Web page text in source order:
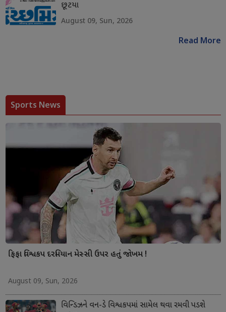
છૂટયા
August 09, Sun, 2026
Read More
Sports News
ફિફા વિશ્વકપ દરમિયાન મેસ્સી ઉપર હતું જોખમ !
August 09, Sun, 2026
વિન્ડિઝને વન-ડે વિશ્વકપમાં સામેલ થવા રમવી પડશે